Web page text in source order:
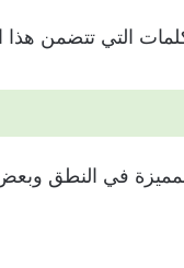
التي تتضمن هذا
في النطق وبعض